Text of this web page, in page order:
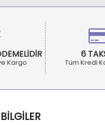
Kargo
6
Tüm Kredi
BILGILER